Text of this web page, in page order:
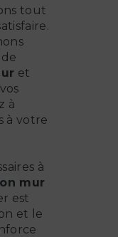
tout
et
à
à votre
à
mur
est
et le